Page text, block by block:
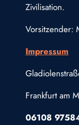
Zivilisation.
Vorsitzender:
Impressum
Frankfurt am
06108